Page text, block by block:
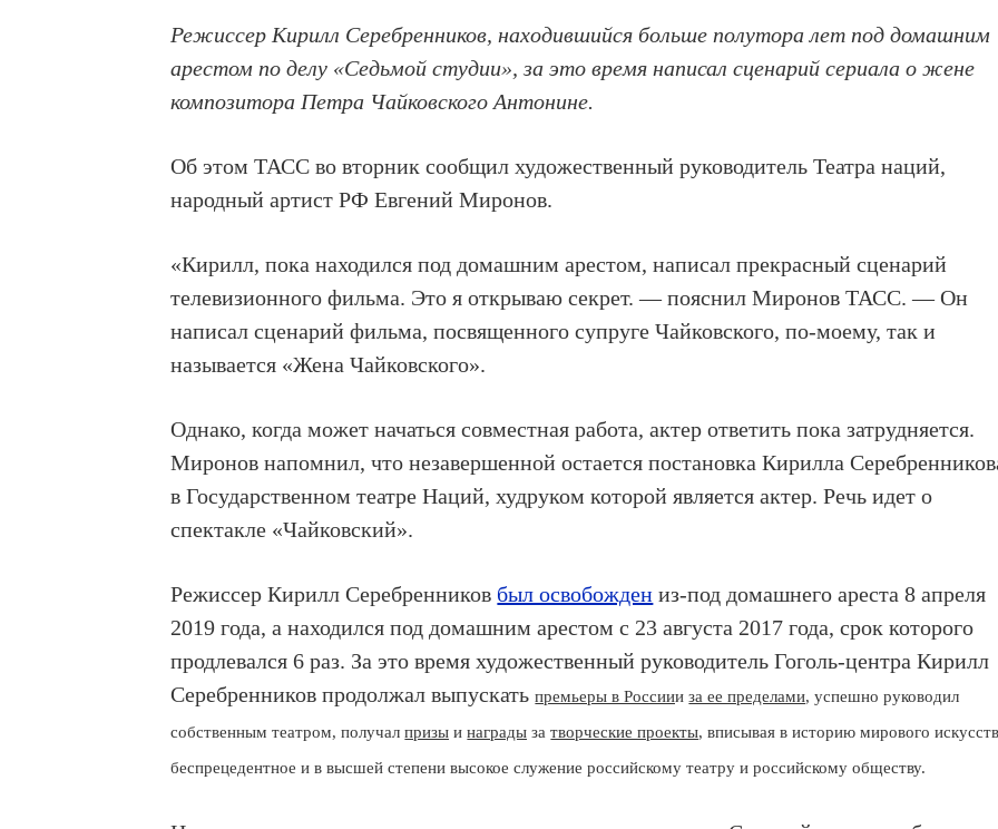
Режиссер Кирилл Серебренников, находившийся больше полутора лет под домашним
арестом по делу «Седьмой студии», за это время написал сценарий сериала о жене
композитора Петра Чайковского Антонине.
Об этом ТАСС во вторник сообщил художественный руководитель Театра наций,
народный артист РФ Евгений Миронов.
«Кирилл, пока находился под домашним арестом, написал прекрасный сценарий
телевизионного фильма. Это я открываю секрет. — пояснил Миронов ТАСС. — Он
написал сценарий фильма, посвященного супруге Чайковского, по-моему, так и
называется «Жена Чайковского».
Однако, когда может начаться совместная работа, актер ответить пока затрудняется.
Миронов напомнил, что незавершенной остается постановка Кирилла
в Государственном театре Наций, худруком которой является актер. Речь идет о
спектакле «Чайковский».
Режиссер Кирилл Серебренников был освобожден из-под домашнего ареста 8 апреля
2019 года, а находился под домашним арестом с 23 августа 2017 года, срок которого
продлевался 6 раз. За это время художественный руководитель Гоголь-центра Кирилл
Серебренников продолжал выпускатьпремьеры в Россиииза ее пределами, успешно руководил
собственным театром, получалпризы инаграды затворческие проекты, вписывая в историю мирового
беспрецедентное и в высшей степени высокое служение российскому театру и российскому обществу.